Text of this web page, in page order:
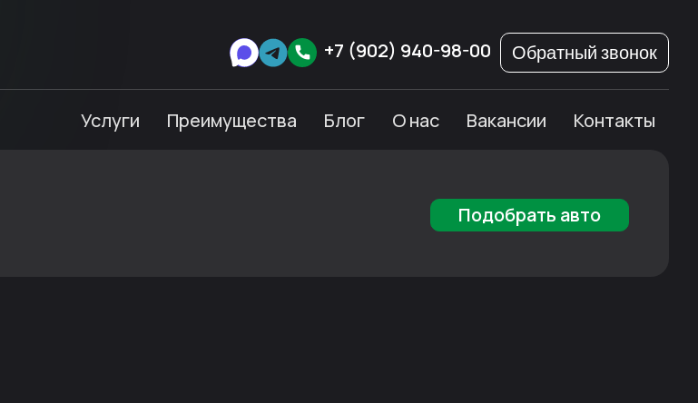
+7 (902) 940-98-00 Обратный звонок
Услуги Преимущества Блог О нас Вакансии Контакты
Подобрать авто